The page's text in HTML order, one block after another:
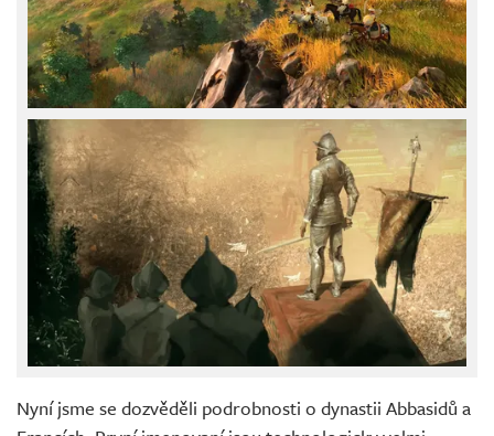
Nyní jsme se dozvěděli podrobnosti o dynastii Abbasidů a